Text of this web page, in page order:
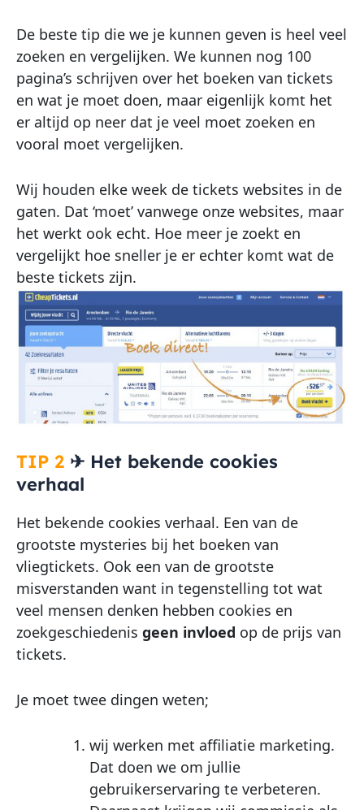
De beste tip die we je kunnen geven is heel veel
zoeken en vergelijken. We kunnen nog 100
pagina’s schrijven over het boeken van tickets
en wat je moet doen, maar eigenlijk komt het
er altijd op neer dat je veel moet zoeken en
vooral moet vergelijken.
Wij houden elke week de tickets websites in de
gaten. Dat ‘moet’ vanwege onze websites, maar
het werkt ook echt. Hoe meer je zoekt en
vergelijkt hoe sneller je er echter komt wat de
beste tickets zijn.
TIP 2 ✈ Het bekende cookies
verhaal
Het bekende cookies verhaal. Een van de
grootste mysteries bij het boeken van
vliegtickets. Ook een van de grootste
misverstanden want in tegenstelling tot wat
veel mensen denken hebben cookies en
zoekgeschiedenis geen invloed op de prijs van
tickets.
Je moet twee dingen weten;
wij werken met affiliatie marketing.
Dat doen we om jullie
gebruikerservaring te verbeteren.